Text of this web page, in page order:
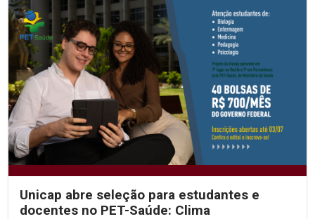
Unicap abre seleção para estudantes e
docentes no PET-Saúde: Clima